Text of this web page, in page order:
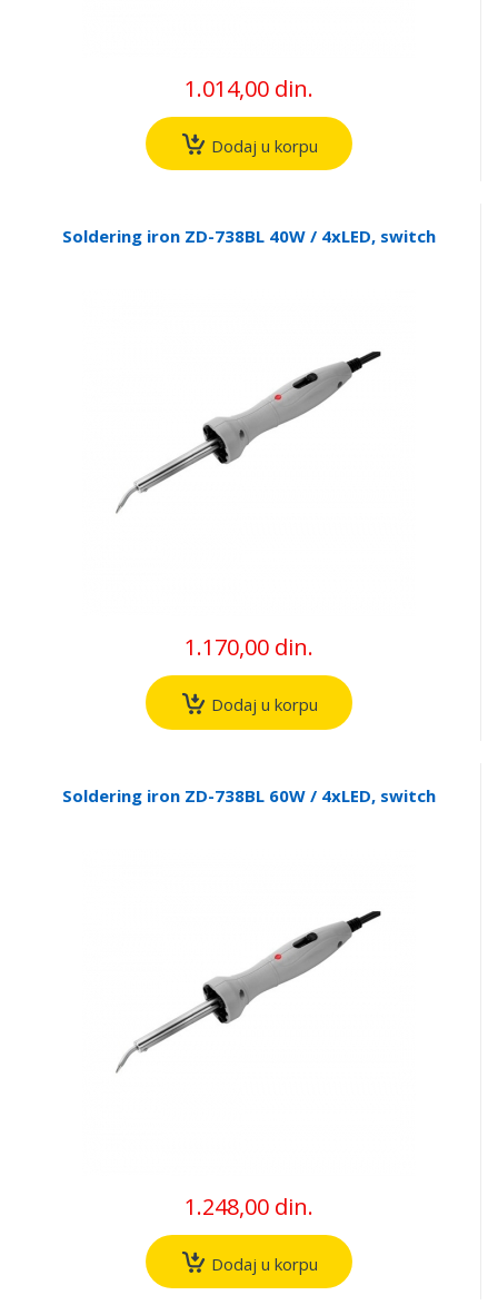
1.014,00 din.
Dodaj u korpu
Soldering iron ZD-738BL 40W / 4xLED, switch
1.170,00 din.
Dodaj u korpu
Soldering iron ZD-738BL 60W / 4xLED, switch
1.248,00 din.
Dodaj u korpu